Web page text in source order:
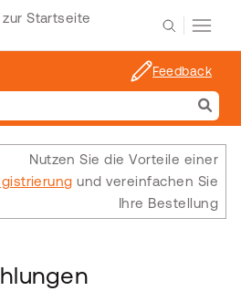
Feedback
Nutzen Sie die Vorteile einer
und vereinfachen Sie
Ihre Bestellung